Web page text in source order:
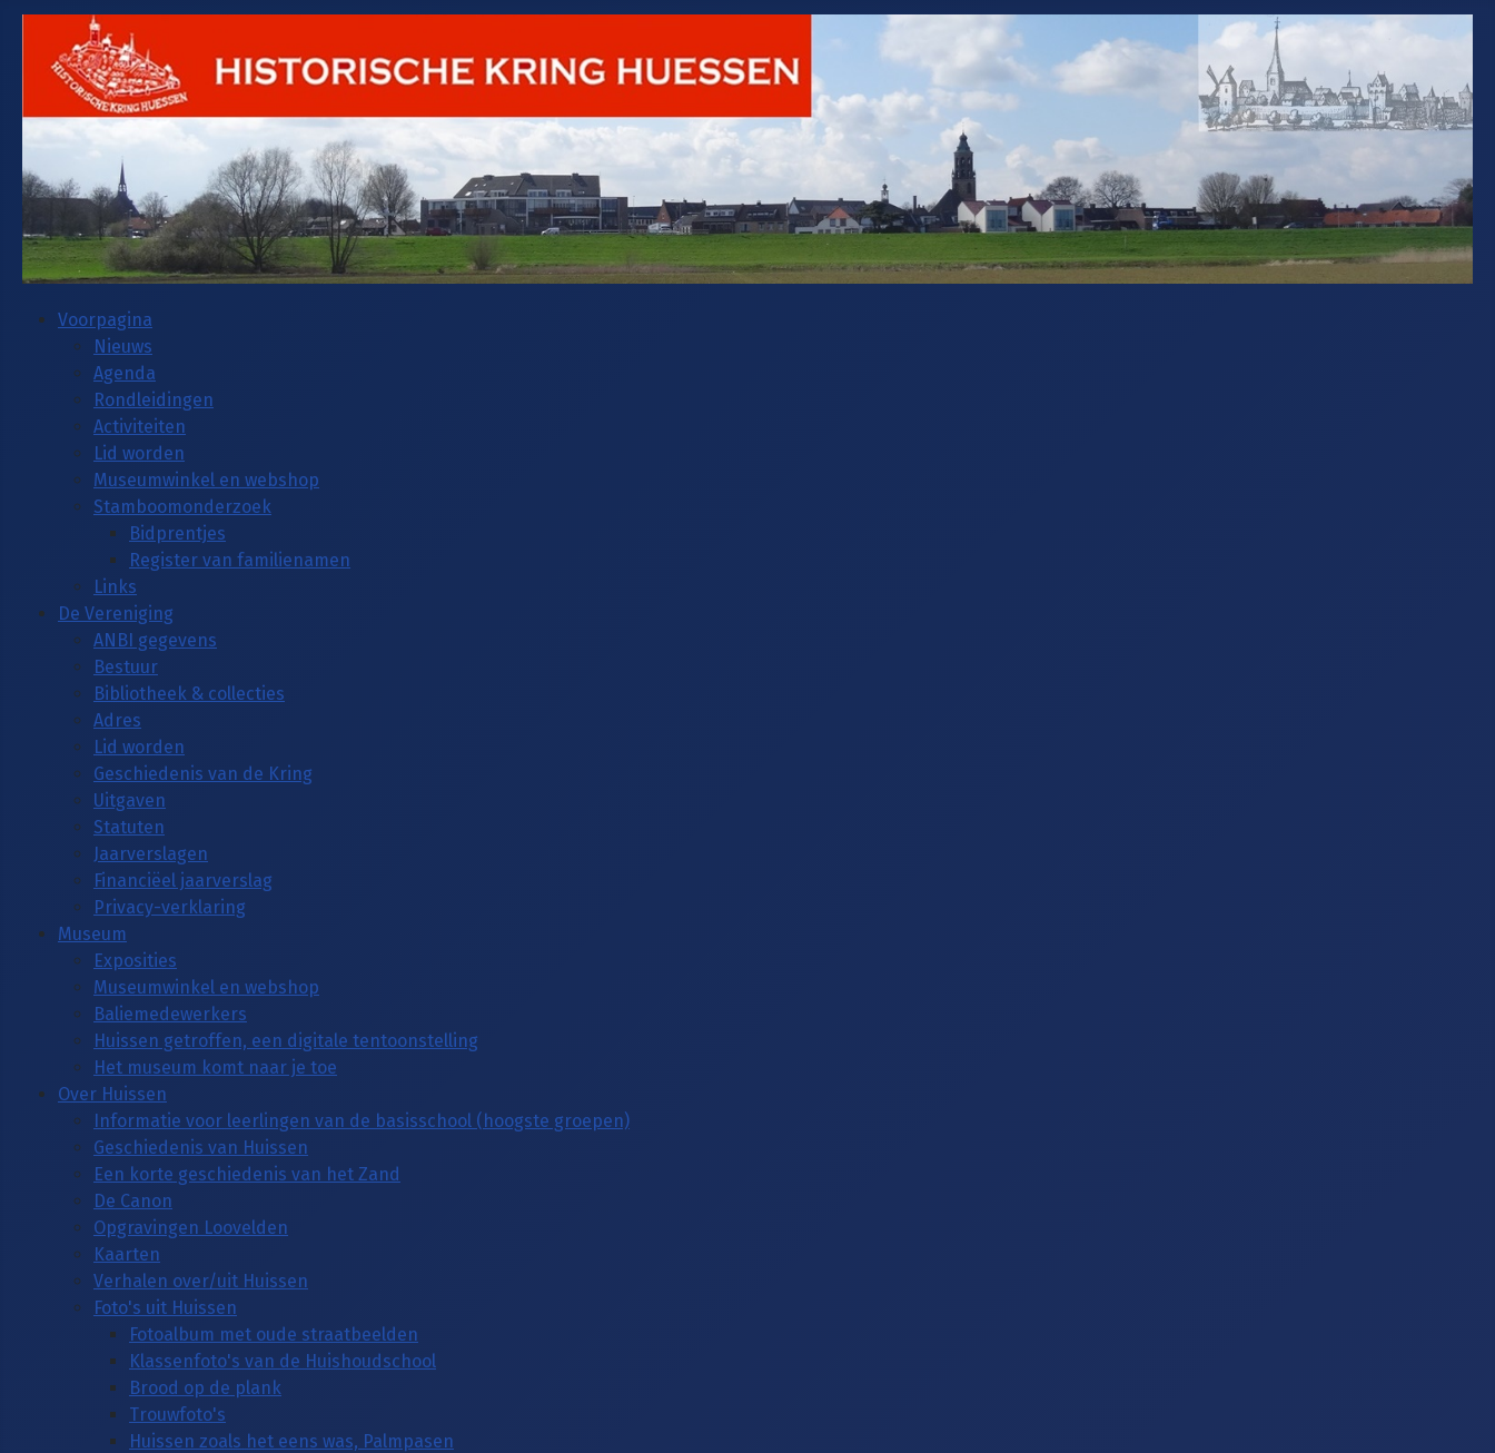
Voorpagina
Nieuws
Agenda
Rondleidingen
Activiteiten
Lid worden
Museumwinkel en webshop
Stamboomonderzoek
Bidprentjes
Register van familienamen
Links
De Vereniging
ANBI gegevens
Bestuur
Bibliotheek & collecties
Adres
Lid worden
Geschiedenis van de Kring
Uitgaven
Statuten
Jaarverslagen
Financiëel jaarverslag
Privacy-verklaring
Museum
Exposities
Museumwinkel en webshop
Baliemedewerkers
Huissen getroffen, een digitale tentoonstelling
Het museum komt naar je toe
Over Huissen
Informatie voor leerlingen van de basisschool (hoogste groepen)
Geschiedenis van Huissen
Een korte geschiedenis van het Zand
De Canon
Opgravingen Loovelden
Kaarten
Verhalen over/uit Huissen
Foto's uit Huissen
Fotoalbum met oude straatbeelden
Klassenfoto's van de Huishoudschool
Brood op de plank
Trouwfoto's
Huissen zoals het eens was, Palmpasen